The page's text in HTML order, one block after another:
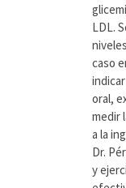
LDL.
caso
oral,
medir
a la
Dr.
y